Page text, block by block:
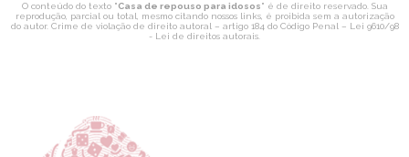
O conteúdo do texto "Casa de repouso para idosos" é de direito reservado. Sua
reprodução, parcial ou total, mesmo citando nossos links, é proibida sem a autorização
do autor. Crime de violação de direito autoral – artigo 184 do Código Penal – Lei 9610/98
- Lei de direitos autorais